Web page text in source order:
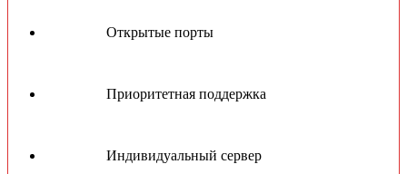
Открытые порты
Приоритетная поддержка
Индивидуальный сервер